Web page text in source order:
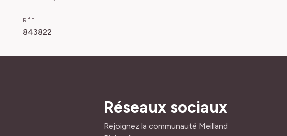
RÉF
843822
Réseaux sociaux
Rejoignez la communauté Meilland